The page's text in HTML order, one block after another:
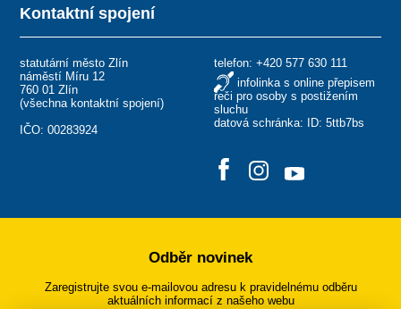
Kontaktní spojení
statutární město Zlín
náměstí Míru 12
760 01 Zlín
(všechna kontaktní spojení)
IČO: 00283924
telefon: +420 577 630 111
infolinka s online přepisem
řeči pro osoby s postižením
sluchu
datová schránka: ID: 5ttb7bs
Odběr novinek
Zaregistrujte svou e-mailovou adresu k pravidelnému odběru
aktuálních informací z našeho webu